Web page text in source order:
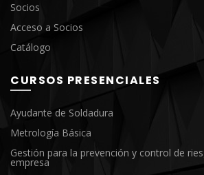
Socios
Acceso a Socios
Catálogo
CURSOS PRESENCIALES
Ayudante de Soldadura
Metrología Básica
Gestión para la prevención y control de
empresa